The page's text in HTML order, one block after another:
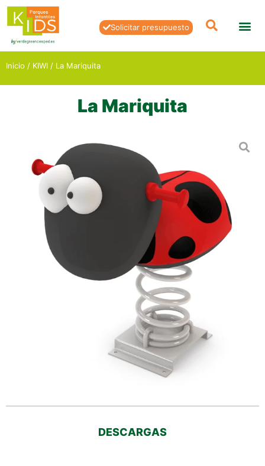
Solicitar presupuesto
Inicio / KIWI / La Mariquita
La Mariquita
DESCARGAS